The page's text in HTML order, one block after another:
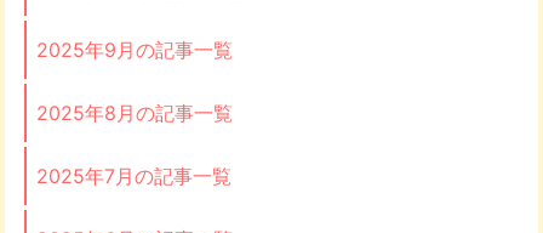
2025年9月の記事一覧
2025年8月の記事一覧
2025年7月の記事一覧